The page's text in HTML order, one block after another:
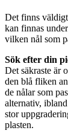
Det finns
kan finnas
vilken nål som
Sök efter din
Det säkraste är
den blå fliken
de nålar som
alternativ,
stor
plasten.